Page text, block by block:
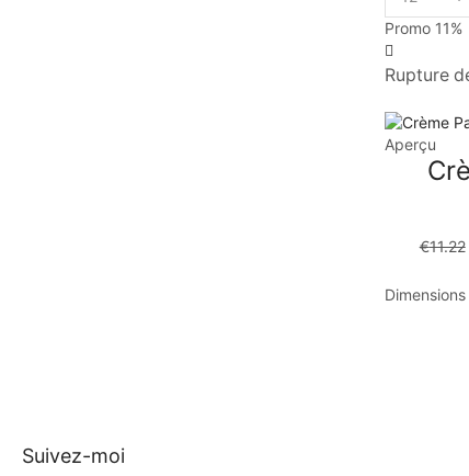
Promo 11%
Rupture
Aperçu
€11.22
Dimensions
Suivez-moi